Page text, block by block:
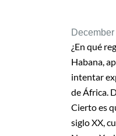
¿En qué
Habana,
intentar
de África.
Cierto es
siglo XX,